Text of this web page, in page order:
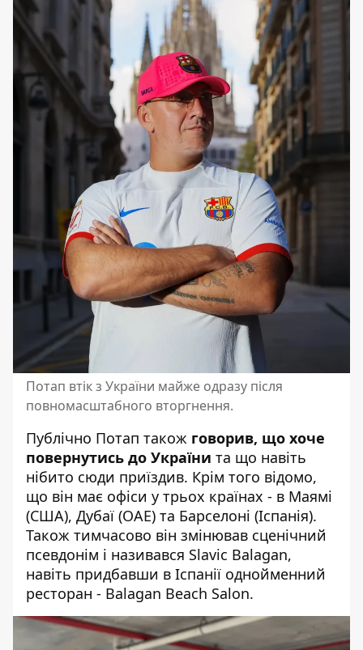
Потап втік з України майже одразу після
повномасштабного вторгнення.
Публічно Потап також говорив, що хоче
повернутись до України та що навіть
нібито сюди приїздив. Крім того відомо,
що він має офіси у трьох країнах - в Маямі
(США), Дубаї (ОАЕ) та Барселоні (Іспанія).
Також тимчасово він змінював сценічний
псевдонім і називався Slavic Balagan,
навіть придбавши в Іспанії однойменний
ресторан - Balagan Beach Salon.